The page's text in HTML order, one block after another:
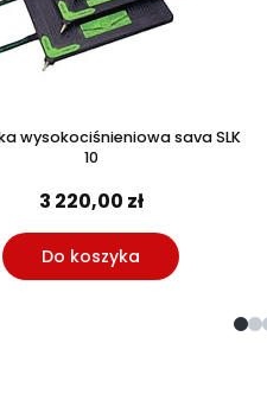
wysokociśnieniowa sava SLK
10
3 220,00 zł
Do koszyka